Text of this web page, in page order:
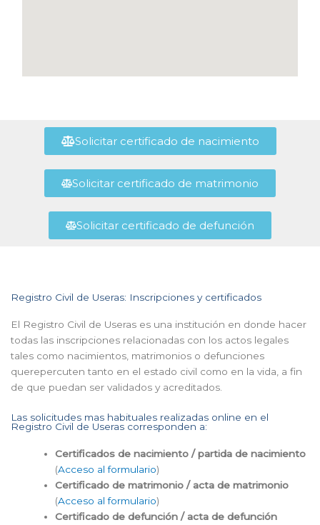
Solicitar certificado de nacimiento
Solicitar certificado de matrimonio
Solicitar certificado de defunción
Registro Civil de Useras: Inscripciones y certificados
El Registro Civil de Useras es una institución en donde hacer
todas las inscripciones relacionadas con los actos legales
tales como nacimientos, matrimonios o defunciones
querepercuten tanto en el estado civil como en la vida, a fin
de que puedan ser validados y acreditados.
Las solicitudes mas habituales realizadas online en el
Registro Civil de Useras corresponden a:
Certificados de nacimiento / partida de nacimiento
(Acceso al formulario)
Certificado de matrimonio / acta de matrimonio
(Acceso al formulario)
Certificado de defunción / acta de defunción